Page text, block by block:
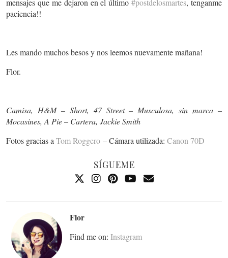
mensajes que me dejaron en el último#postdelosmartes, tenganme
paciencia!!
Les mando muchos besos y nos leemos nuevamente mañana!
Flor.
Camisa, H&M – Short, 47 Street – Musculosa, sin marca –
Mocasines, A Pie – Cartera, Jackie Smith
Fotos gracias aTom Roggero – Cámara utilizada: Canon 70D
SÍGUEME
Flor
Find me on: Instagram